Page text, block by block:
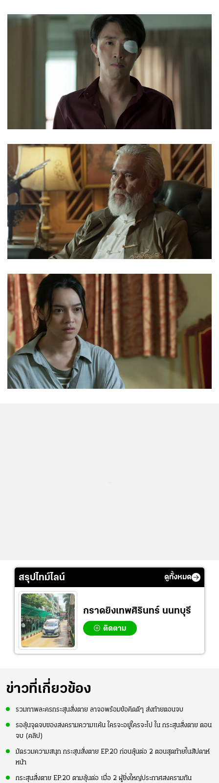
สรุปไทม์ไลน์ ดูทั้งหมด
กราดยิงเทพศิรินทร์ นนทบุรี
ติดตาม
ข่าวที่เกี่ยวข้อง
รวมภาพละครกระสุนสั่งตาย ลาจอพร้อมข้อคิดดีๆ ส่งท้ายตอนจบ
รอลุ้นจุดจบของสงครามความแค้น ใครจะอยู่ใครจะไป ใน กระสุนสั่งตาย ตอน
จบ (คลิป)
มัดรวมความสนุก กระสุนสั่งตาย EP.20 ก่อนลุ้นต่อ 2 ตอนสุดท้ายในสัปดาห์
หน้า
กระสุนสั่งตาย EP.20 ตามลุ้นต่อ เมื่อ 2 ผู้ยิ่งใหญ่ประกาศสงครามกัน